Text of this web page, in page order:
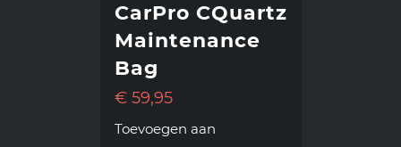
CarPro CQuartz
Maintenance
Bag
€59,95
Toevoegen aan